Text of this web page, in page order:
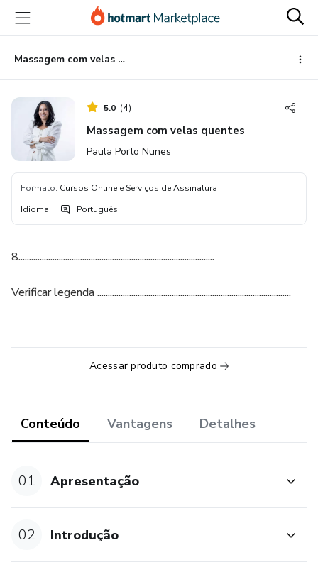
para
conteúdo
principal
para
pagamento
para
rodapé
Massagem com velas quentes
5.0 (4)
Massagem com velas quentes
Paula Porto Nunes
Formato: Cursos Online e Serviços de Assinatura
Idioma: Português
8............................................................................................
Verificar legenda ...........................................................................................
Acessar produto comprado
Conteúdo Vantagens Detalhes
01 Apresentação
02 Introdução